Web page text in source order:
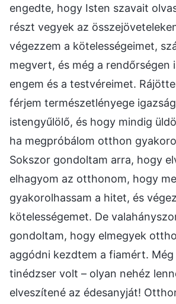
engedte, hogy Isten szavait
részt vegyek az
végezzem a kötelességeimet,
megvert, és még a rendőrségen
engem és a testvéreimet.
férjem természetlényege
istengyűlölő, és hogy mindig
ha megpróbálom otthon
Sokszor gondoltam arra, hogy
elhagyom az otthonom, hogy
gyakorolhassam a hitet, és
kötelességemet. De
gondoltam, hogy elmegyek
aggódni kezdtem a fiamért. Még
tinédzser volt – olyan nehéz
elveszítené az édesanyját!